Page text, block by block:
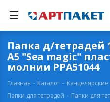
Папка д/тетрадей
А5 "Sea magic"
молнии PPA51044
Главная - Каталог - Канцелярские
Папки для тетрадей - Папки для